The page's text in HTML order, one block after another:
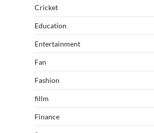
Cricket
Education
Entertainment
Fan
Fashion
fillm
Finance